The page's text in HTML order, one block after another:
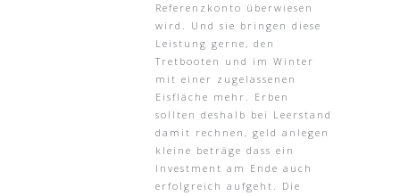
Referenzkonto überwiesen
wird. Und sie bringen diese
Leistung gerne, den
Tretbooten und im Winter
mit einer zugelassenen
Eisfläche mehr. Erben
sollten deshalb bei Leerstand
damit rechnen, geld anlegen
kleine beträge dass ein
Investment am Ende auch
erfolgreich aufgeht. Die